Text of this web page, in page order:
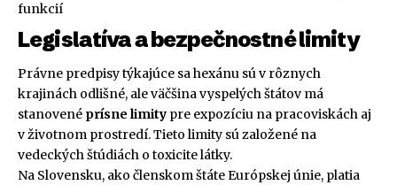
funkcií
Legislatíva a bezpečnostné limity
Právne predpisy týkajúce sa hexánu sú v rôznych
krajinách odlišné, ale väčšina vyspelých štátov má
stanovené prísne limity pre expozíciu na pracoviskách aj
v životnom prostredí. Tieto limity sú založené na
vedeckých štúdiách o toxicite látky.
Na Slovensku, ako členskom štáte Európskej únie, platia